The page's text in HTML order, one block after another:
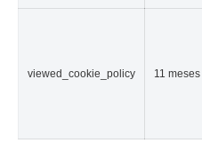
viewed_cookie_policy 11 meses